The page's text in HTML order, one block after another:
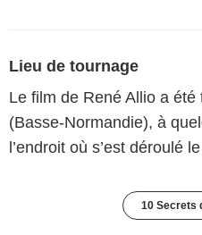
Lieu de tournage
Le film de René Allio a été
(Basse-Normandie), à
l’endroit où s’est déroulé
10 Secrets